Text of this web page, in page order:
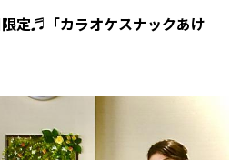
限定♬「カラオケスナックあけ